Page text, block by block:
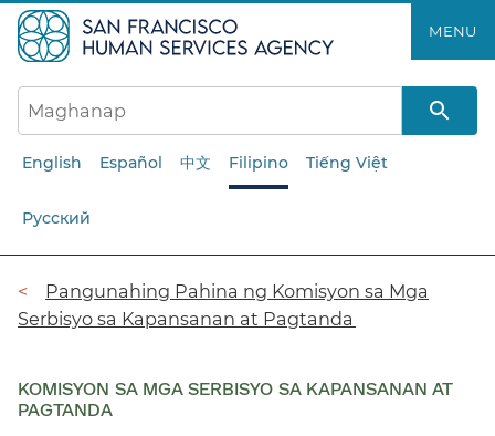
ang
pangunahing
nilalaman​​
MENU​​
English Español 中文 Filipino Tiếng Việt
Русский
Breadcrumb​​
Pangunahing Pahina ng Komisyon sa Mga
Serbisyo sa Kapansanan at Pagtanda​​
KOMISYON SA MGA SERBISYO SA KAPANSANAN AT
PAGTANDA